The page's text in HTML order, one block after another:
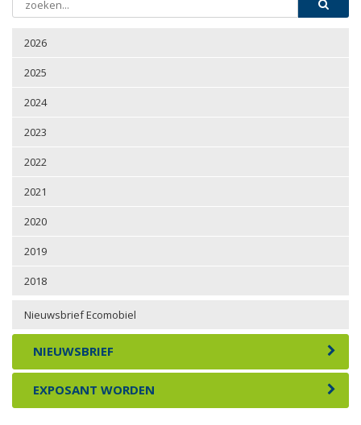
2026
2025
2024
2023
2022
2021
2020
2019
2018
Nieuwsbrief Ecomobiel
NIEUWSBRIEF
EXPOSANT WORDEN